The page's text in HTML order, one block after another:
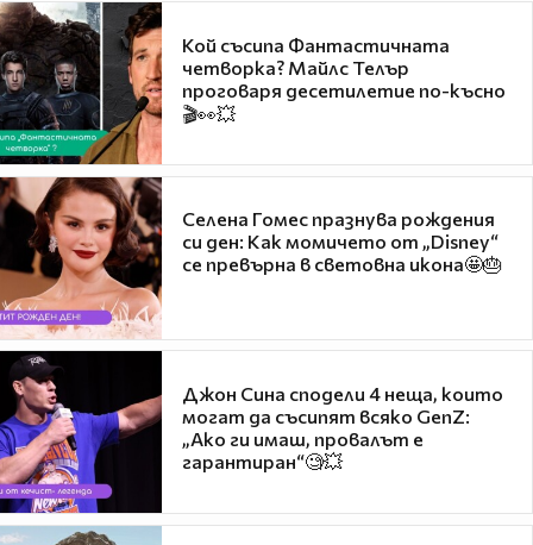
Кой съсипа Фантастичната
четворка? Майлс Телър
проговаря десетилетие по-късно
🎬👀💥
Селена Гомес празнува рождения
си ден: Как момичето от „Disney“
се превърна в световна икона🤩🎂
Джон Сина сподели 4 неща, които
могат да съсипят всяко GenZ:
„Ако ги имаш, провалът е
гарантиран“🧐💥